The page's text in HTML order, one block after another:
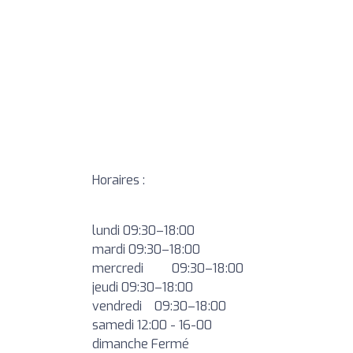
Horaires :
lundi 09:30–18:00
mardi 09:30–18:00
mercredi
09:30–18:00
jeudi 09:30–18:00
vendredi
09:30–18:00
samedi 12:00 - 16-00
dimanche Fermé